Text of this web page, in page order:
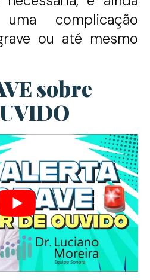
complicação
ou até mesmo
sobre